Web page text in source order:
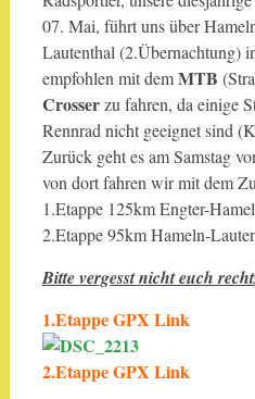
07. Mai, führt uns über
Lautenthal (2.Übernachtung)
empfohlen mit demMTB
Crosserzu fahren, da einige
Rennrad nicht geeignet sind
Zurück geht es am Samstag
von dort fahren wir mit dem
1.Etappe 125km Engter-
2.Etappe 95km Hameln-
Bitte vergesst nicht euch
1.Etappe GPX Link
2.Etappe GPX Link